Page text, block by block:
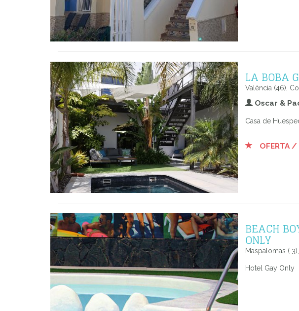
LA BOBA
València (46),
Oscar &
Casa de
OFERTA /
BEACH
ONLY
Maspalomas (
Hotel Gay Only